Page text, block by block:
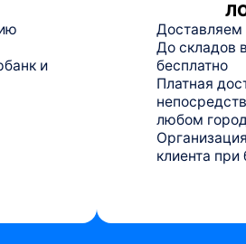
и
Доставляем
До складов
бесплатно
Платная
любом
клиента